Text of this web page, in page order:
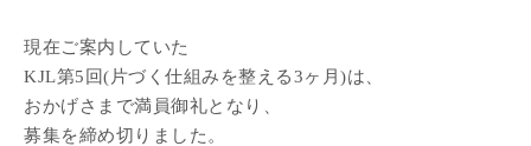
現在ご案内していた
KJL第5回(片づく仕組みを整える3ヶ月)は、
おかげさまで満員御礼となり、
募集を締め切りました。